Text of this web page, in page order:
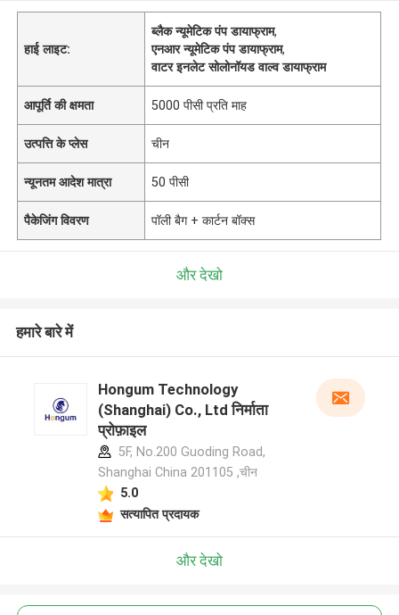
हाई लाइट:
ब्लैक न्यूमेटिक पंप डायाफ्राम,
एनआर न्यूमेटिक पंप डायाफ्राम,
वाटर इनलेट सोलोनॉयड वाल्व डायाफ्राम
आपूर्ति की क्षमता 5000 पीसी प्रति माह
उत्पत्ति के प्लेस चीन
न्यूनतम आदेश मात्रा 50 पीसी
पैकेजिंग विवरण पॉली बैग + कार्टन बॉक्स
और देखो
हमारे बारे में
Hongum Technology
(Shanghai) Co., Ltd निर्माता
प्रोफ़ाइल
5F, No.200 Guoding Road,
Shanghai China 201105 ,चीन
5.0
सत्यापित प्रदायक
और देखो